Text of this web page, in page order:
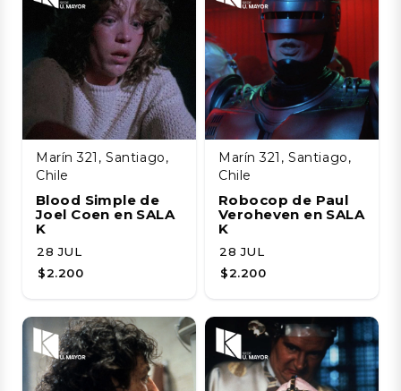
Marín 321, Santiago,
Chile
Blood Simple de
Joel Coen en SALA
K
28 JUL
$2.200
Marín 321, Santiago,
Chile
Robocop de Paul
Veroheven en SALA
K
28 JUL
$2.200